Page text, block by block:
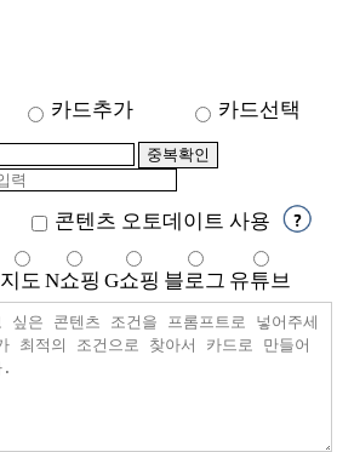
카드추가 카드선택
콘텐츠 오토데이트 사용
지도 N쇼핑 G쇼핑 블로그 유튜브